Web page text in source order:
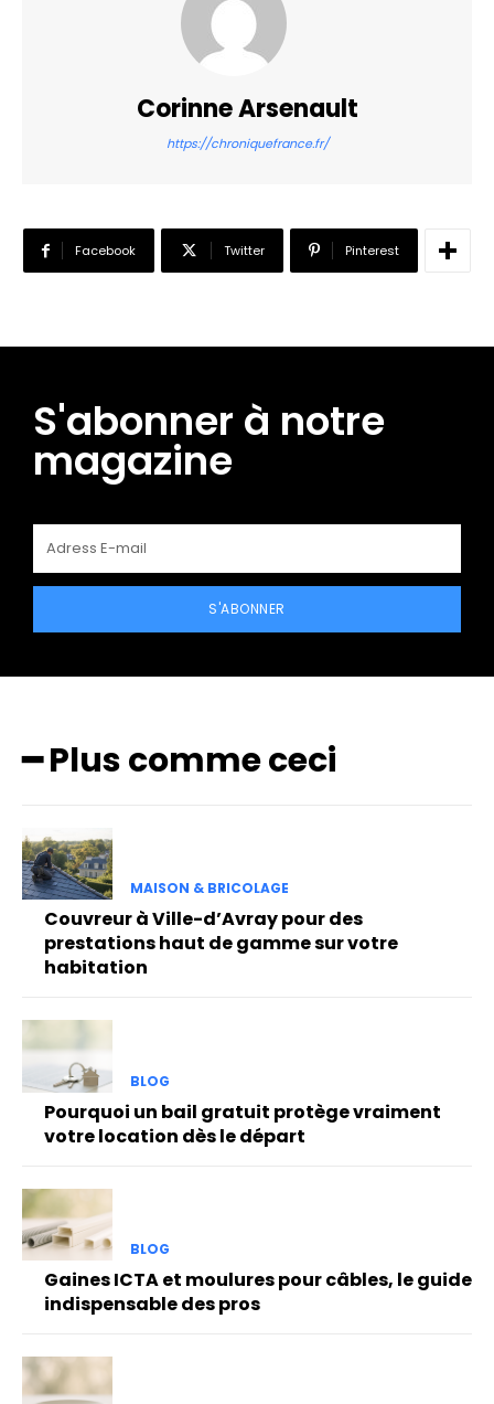
Corinne Arsenault
https://chroniquefrance.fr/
Facebook Twitter Pinterest
S'abonner à notre
magazine
S'ABONNER
━ Plus comme ceci
MAISON & BRICOLAGE
Couvreur à Ville-d’Avray pour des
prestations haut de gamme sur votre
habitation
BLOG
Pourquoi un bail gratuit protège vraiment
votre location dès le départ
BLOG
Gaines ICTA et moulures pour câbles, le guide
indispensable des pros